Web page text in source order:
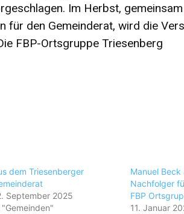
Im Herbst,
für den Gemeinderat, wird die
FBP-Ortsgruppe Triesenberg
dem Triesenberger
September 2025
"Gemeinden"
Manuel
Nachfolger
FBP
11. Januar